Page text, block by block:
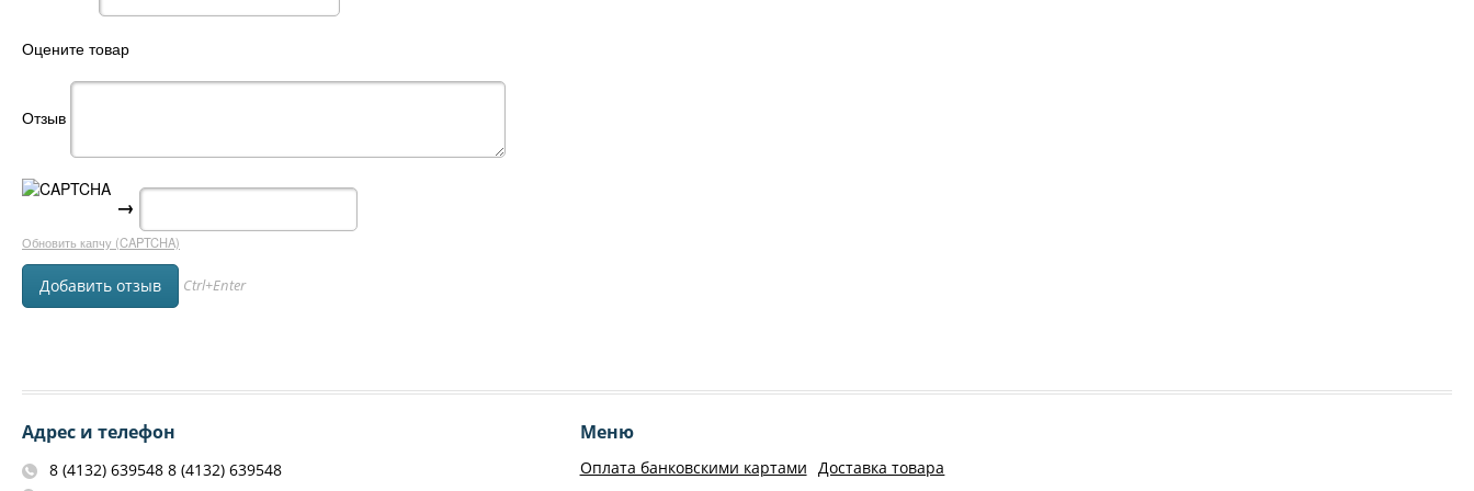
Оцените товар
Отзыв
→
Обновить капчу (CAPTCHA)
Ctrl+Enter
Адрес и телефон
8 (4132) 639548 8 (4132) 639548
Меню
Оплата банковскими картами Доставка товара